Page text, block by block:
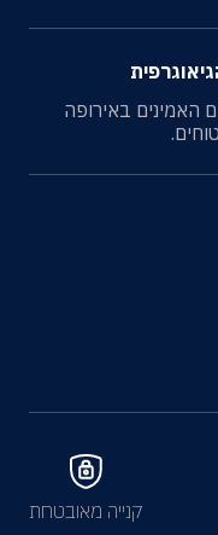
האמינים באירופה
קנייה מאובטחת